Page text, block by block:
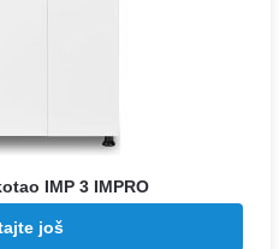
IMP 3 IMPRO
za cenu
još